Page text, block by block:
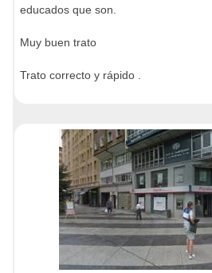
educados que son.
Muy buen trato
Trato correcto y rápido .